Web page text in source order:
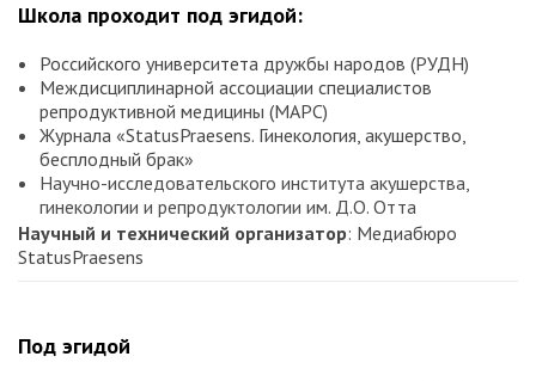
Школа проходит под эгидой:
Российского университета дружбы народов (РУДН)
Междисциплинарной ассоциации специалистов
репродуктивной медицины (МАРС)
Журнала «StatusPraesens. Гинекология, акушерство,
бесплодный брак»
Научно-исследовательского института акушерства,
гинекологии и репродуктологии им. Д.О. Отта
Научный и технический организатор: Медиабюро
StatusPraesens
Под эгидой